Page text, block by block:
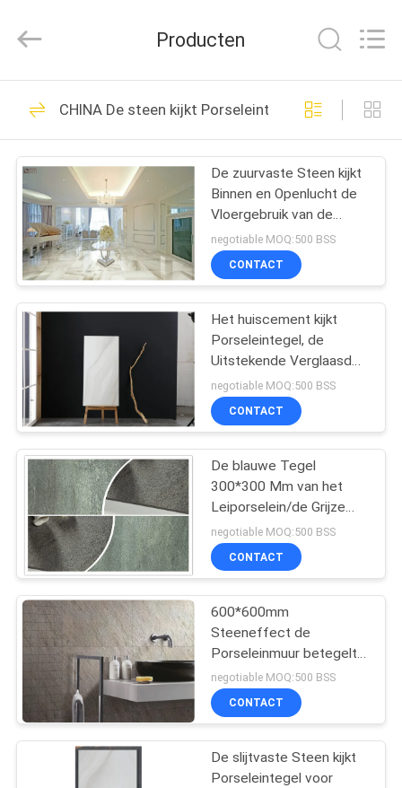
HUIS
PRODUCTEN
VIDEO'S
OVER
ONS
FABRIEKSTOCHT
KWALITEITSCONTROLE
NEEM
CONTACT
MET
ONS
OP
VRAAG
EEN
OFFERTE
CERAMICS
CO.,LTD..
Reserved.
geglazuurd
porseleinen tegel
475
De steen kijkt
Porseleintegel
39
Moderne
Porseleintegel
115
Marmeren kijk
Porseleintegel
Producten
CHINA De steen kijkt Porseleintegel
De zuurvaste Steen kijkt
Binnen en Openlucht de
Vloergebruik van de
Porseleintegel
negotiable MOQ:500 BSS
CONTACT
Het huiscement kijkt
Porseleintegel, de
Uitstekende Verglaasde
Tegels van de
Porseleinvloer
negotiable MOQ:500 BSS
CONTACT
De blauwe Tegel
300*300 Mm van het
Leiporselein/de Grijze
Steen kijkt Duurzame
Muurtegels
negotiable MOQ:500 BSS
CONTACT
600*600mm
Steeneffect de
Porseleinmuur betegelt
dik Lichtgrijze Kleur
10mm
negotiable MOQ:500 BSS
CONTACT
De slijtvaste Steen kijkt
Porseleintegel voor